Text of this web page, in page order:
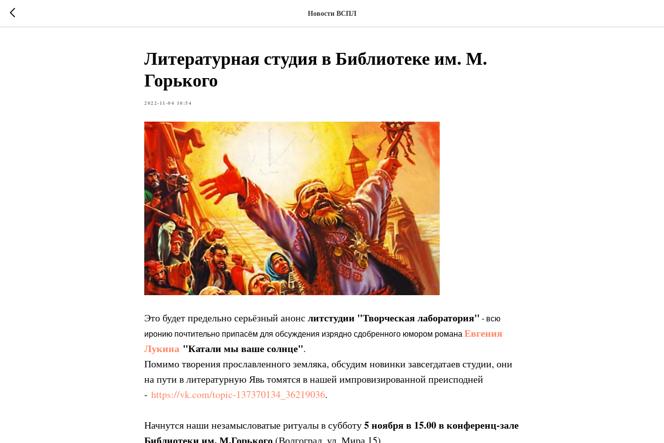
Новости ВСПЛ
Литературная студия в Библиотеке им. М.
Горького
2022-11-04 10:54
Это будет предельно серьёзный анонс литстудии "Творческая лаборатория" - всю
иронию почтительно припасём для обсуждения изрядно сдобренного юмором романа Евгения
Лукина "Катали мы ваше солнце".
Помимо творения прославленного земляка, обсудим новинки завсегдатаев студии, они
на пути в литературную Явь томятся в нашей импровизированной преисподней
- https://vk.com/topic-137370134_36219036.
Начнутся наши незамысловатые ритуалы в субботу5 ноября в 15.00 в конференц-зале
(Волгоград, ул. Мира,15)